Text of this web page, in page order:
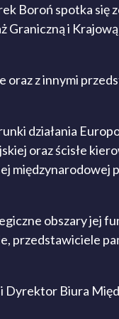
Boroń spotka się
Graniczną i
z innymi
działania
oraz ścisłe
obszary jej
przedstawiciele
Dyrektor Biura